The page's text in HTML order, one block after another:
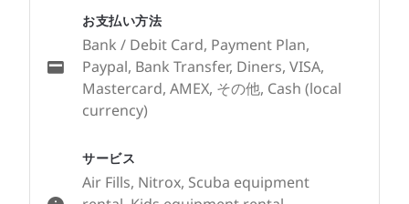
サービス
Air Fills, Nitrox, Scuba equipment
お支払い方法
Bank / Debit Card, Payment Plan,
Paypal, Bank Transfer, Diners, VISA,
Mastercard, AMEX, その他, Cash (local
currency)